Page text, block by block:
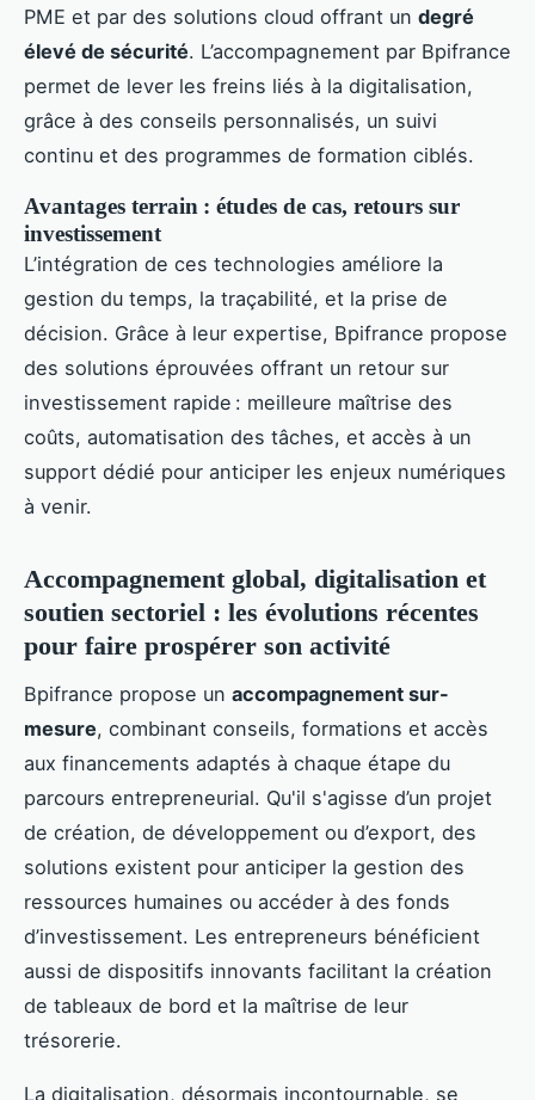
PME et par des solutions cloud offrant un degré
élevé de sécurité. L’accompagnement par Bpifrance
permet de lever les freins liés à la digitalisation,
grâce à des conseils personnalisés, un suivi
continu et des programmes de formation ciblés.
Avantages terrain : études de cas, retours sur
investissement
L’intégration de ces technologies améliore la
gestion du temps, la traçabilité, et la prise de
décision. Grâce à leur expertise, Bpifrance propose
des solutions éprouvées offrant un retour sur
investissement rapide : meilleure maîtrise des
coûts, automatisation des tâches, et accès à un
support dédié pour anticiper les enjeux numériques
à venir.
Accompagnement global, digitalisation et
soutien sectoriel : les évolutions récentes
pour faire prospérer son activité
Bpifrance propose un accompagnement sur-
mesure, combinant conseils, formations et accès
aux financements adaptés à chaque étape du
parcours entrepreneurial. Qu'il s'agisse d’un projet
de création, de développement ou d’export, des
solutions existent pour anticiper la gestion des
ressources humaines ou accéder à des fonds
d’investissement. Les entrepreneurs bénéficient
aussi de dispositifs innovants facilitant la création
de tableaux de bord et la maîtrise de leur
trésorerie.
La digitalisation, désormais incontournable, se